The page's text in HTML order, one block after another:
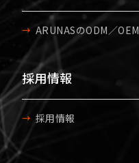
ARUNASのODM／OEM
採用情報
採用情報